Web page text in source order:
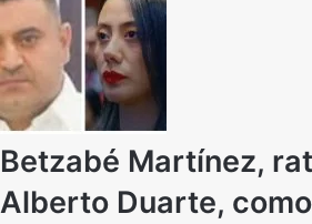
Betzabé Martínez,
Alberto Duarte,